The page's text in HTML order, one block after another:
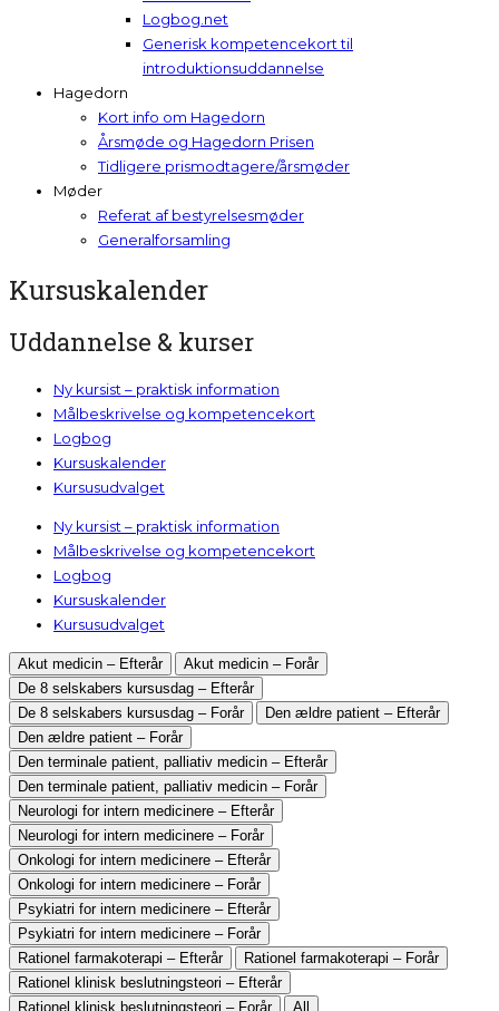
Logbog.net
Generisk kompetencekort til
introduktionsuddannelse
Hagedorn
Kort info om Hagedorn
Årsmøde og Hagedorn Prisen
Tidligere prismodtagere/årsmøder
Møder
Referat af bestyrelsesmøder
Generalforsamling
Kursuskalender
Uddannelse & kurser
Ny kursist – praktisk information
Målbeskrivelse og kompetencekort
Logbog
Kursuskalender
Kursusudvalget
Ny kursist – praktisk information
Målbeskrivelse og kompetencekort
Logbog
Kursuskalender
Kursusudvalget
Akut medicin – Efterår
Akut medicin – Forår
De 8 selskabers kursusdag – Efterår
De 8 selskabers kursusdag – Forår
Den ældre patient – Efterår
Den ældre patient – Forår
Den terminale patient, palliativ medicin – Efterår
Den terminale patient, palliativ medicin – Forår
Neurologi for intern medicinere – Efterår
Neurologi for intern medicinere – Forår
Onkologi for intern medicinere – Efterår
Onkologi for intern medicinere – Forår
Psykiatri for intern medicinere – Efterår
Psykiatri for intern medicinere – Forår
Rationel farmakoterapi – Efterår
Rationel farmakoterapi – Forår
Rationel klinisk beslutningsteori – Efterår
Rationel klinisk beslutningsteori – Forår
All